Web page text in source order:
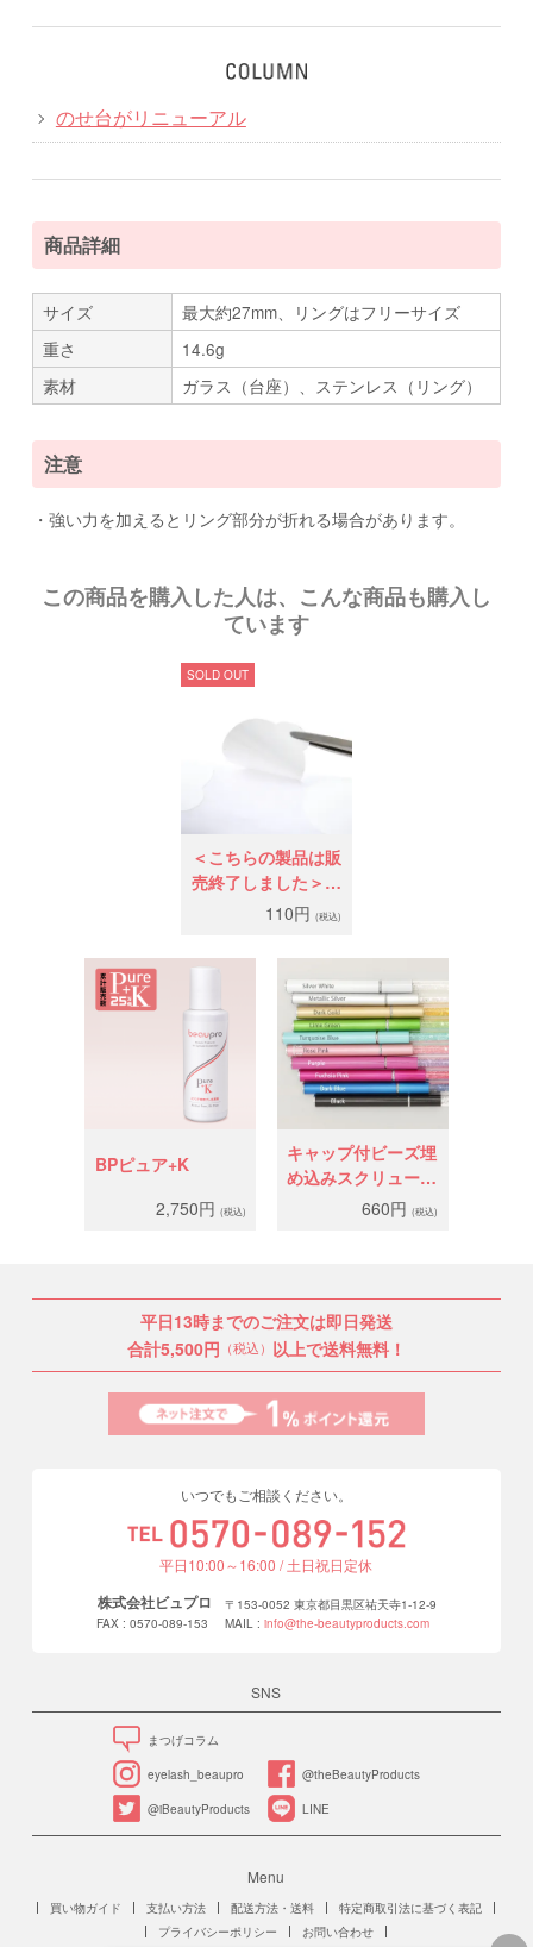
のせ台がリニューアル
商品詳細
サイズ
最大約27mm、リングはフリーサイズ
重さ
14.6g
素材
ガラス（台座）、ステンレス（リング）
注意
・強い力を加えるとリング部分が折れる場合があります。
この商品を購入した人は、こんな商品も購入し
ています
＜こちらの製品は販
売終了しました＞の
せ台シール110円(税込)
SOLD OUT
BPピュア+K
2,750円 (税込)
キャップ付ビーズ埋
め込みスクリューブ
660円(税込)
平日13時までのご注文は即日発送
合計5,500円 （税込） 以上で送料無料！
いつでもご相談ください。
平日10:00～16:00 / 土日祝日定休
株式会社ビュプロ
〒153-0052 東京都目黒区祐天寺1-12-9
FAX : 0570-089-153
MAIL : info@the-beautyproducts.com
SNS
まつげコラム
eyelash_beaupro @theBeautyProducts
@iBeautyProducts LINE
Menu
買い物ガイド 支払い方法 配送方法・送料
特定商取引法に基づく表記
プライバシーポリシー
お問い合わせ